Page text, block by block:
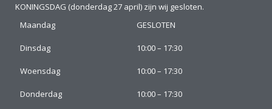
KONINGSDAG (donderdag 27 april) zijn wij gesloten.
Maandag
GESLOTEN
Dinsdag 10:00 – 17:30
Woensdag 10:00 – 17:30
Donderdag 10:00 – 17:30